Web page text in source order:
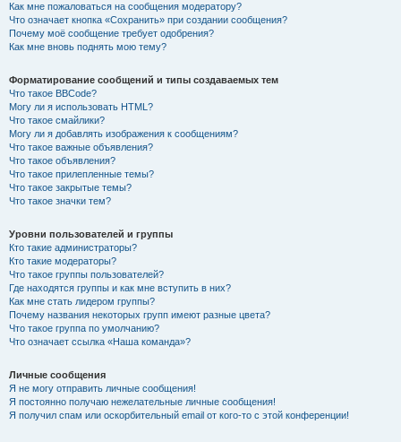
Как мне пожаловаться на сообщения модератору?
Что означает кнопка «Сохранить» при создании сообщения?
Почему моё сообщение требует одобрения?
Как мне вновь поднять мою тему?
Форматирование сообщений и типы создаваемых тем
Что такое BBCode?
Могу ли я использовать HTML?
Что такое смайлики?
Могу ли я добавлять изображения к сообщениям?
Что такое важные объявления?
Что такое объявления?
Что такое прилепленные темы?
Что такое закрытые темы?
Что такое значки тем?
Уровни пользователей и группы
Кто такие администраторы?
Кто такие модераторы?
Что такое группы пользователей?
Где находятся группы и как мне вступить в них?
Как мне стать лидером группы?
Почему названия некоторых групп имеют разные цвета?
Что такое группа по умолчанию?
Что означает ссылка «Наша команда»?
Личные сообщения
Я не могу отправить личные сообщения!
Я постоянно получаю нежелательные личные сообщения!
Я получил спам или оскорбительный email от кого-то с этой конференции!